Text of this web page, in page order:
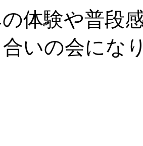
体験や普段
いの会にな